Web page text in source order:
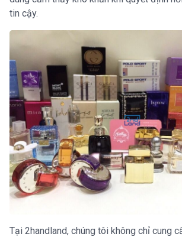
tin cậy.
Tại 2handland, chúng tôi không chỉ cung